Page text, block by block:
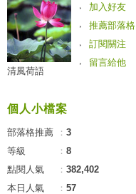
加入好友
推薦部落格
訂閱關注
留言給他
清風荷語
個人小檔案
部落格推薦 ： 3
等級
： 8
點閱人氣
： 382,402
本日人氣
： 57